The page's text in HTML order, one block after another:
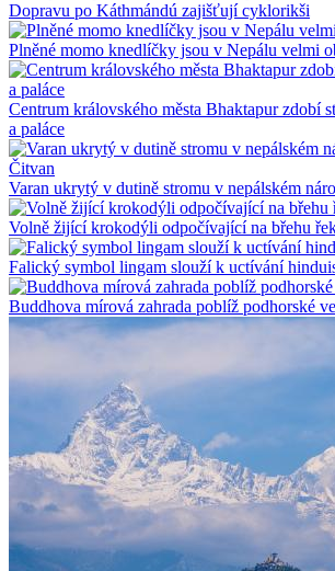
Dopravu po Káthmándú zajišťují cyklorikši
Plněné momo knedlíčky jsou v Nepálu velmi
Centrum královského města Bhaktapur zdobí
a paláce
Varan ukrytý v dutině stromu v nepálském
Volně žijící krokodýli odpočívající na břehu
Falický symbol lingam slouží k uctívání
Buddhova mírová zahrada poblíž podhorské